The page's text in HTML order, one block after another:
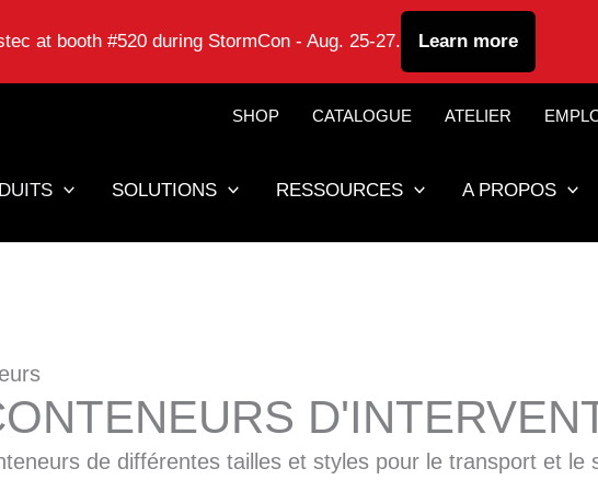
SHOP CATALOGUE ATELIER
SOLUTIONS RESSOURCES A PROPOS
de différentes tailles et styles pour le transport et le
at booth #520 during StormCon - Aug. 25-27. Learn more